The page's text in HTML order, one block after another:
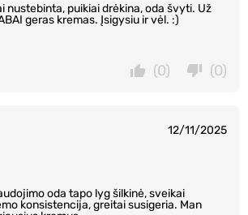
nustebinta, puikiai drėkina, oda švyti. Už
geras kremas. Įsigysiu ir vėl. :)
(0)
(0)
12/11/2025
oda tapo lyg šilkinė, sveikai
konsistencija, greitai susigeria. Man